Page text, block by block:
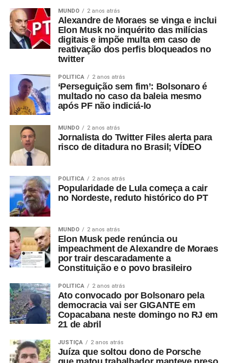
MUNDO 2 anos atrás
Alexandre de Moraes se vinga e inclui
Elon Musk no inquérito das milícias
digitais e impõe multa em caso de
reativação dos perfis bloqueados no
twitter
POLÍTICA 2 anos atrás
‘Perseguição sem fim’: Bolsonaro é
multado no caso da baleia mesmo
após PF não indiciá-lo
MUNDO 2 anos atrás
Jornalista do Twitter Files alerta para
risco de ditadura no Brasil; VÍDEO
POLÍTICA 2 anos atrás
Popularidade de Lula começa a cair
no Nordeste, reduto histórico do PT
MUNDO 2 anos atrás
Elon Musk pede renúncia ou
impeachment de Alexandre de Moraes
por trair descaradamente a
Constituição e o povo brasileiro
POLÍTICA 2 anos atrás
Ato convocado por Bolsonaro pela
democracia vai ser GIGANTE em
Copacabana neste domingo no RJ em
21 de abril
JUSTIÇA 2 anos atrás
Juíza que soltou dono de Porsche